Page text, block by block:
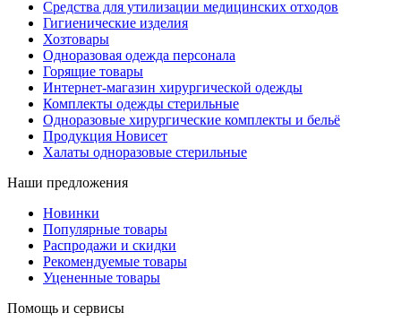
Средства для утилизации медицинских отходов
Гигиенические изделия
Хозтовары
Одноразовая одежда персонала
Горящие товары
Интернет-магазин хирургической одежды
Комплекты одежды стерильные
Одноразовые хирургические комплекты и бельё
Продукция Новисет
Халаты одноразовые стерильные
Наши предложения
Новинки
Популярные товары
Распродажи и скидки
Рекомендуемые товары
Уцененные товары
Помощь и сервисы